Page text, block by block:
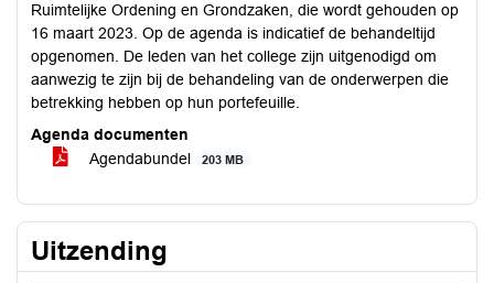
Ruimtelijke Ordening en Grondzaken, die wordt gehouden op
16 maart 2023. Op de agenda is indicatief de behandeltijd
opgenomen. De leden van het college zijn uitgenodigd om
aanwezig te zijn bij de behandeling van de onderwerpen die
betrekking hebben op hun portefeuille.
Agenda documenten
Agendabundel
203 MB
Uitzending